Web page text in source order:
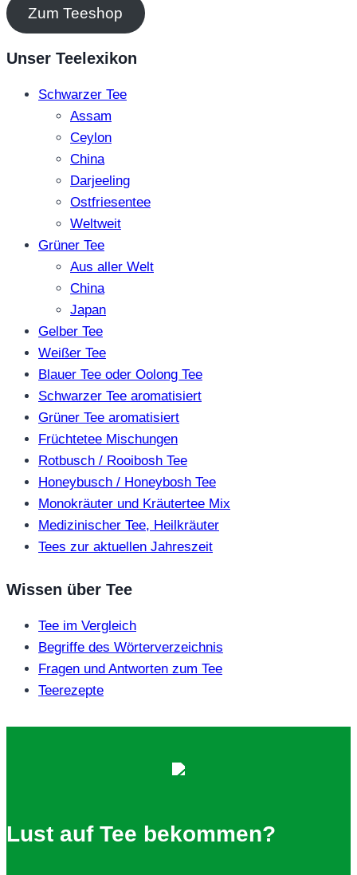
Zum Teeshop
Unser Teelexikon
Schwarzer Tee
Assam
Ceylon
China
Darjeeling
Ostfriesentee
Weltweit
Grüner Tee
Aus aller Welt
China
Japan
Gelber Tee
Weißer Tee
Blauer Tee oder Oolong Tee
Schwarzer Tee aromatisiert
Grüner Tee aromatisiert
Früchtetee Mischungen
Rotbusch / Rooibosh Tee
Honeybusch / Honeybosh Tee
Monokräuter und Kräutertee Mix
Medizinischer Tee, Heilkräuter
Tees zur aktuellen Jahreszeit
Wissen über Tee
Tee im Vergleich
Begriffe des Wörterverzeichnis
Fragen und Antworten zum Tee
Teerezepte
Lust auf Tee bekommen?